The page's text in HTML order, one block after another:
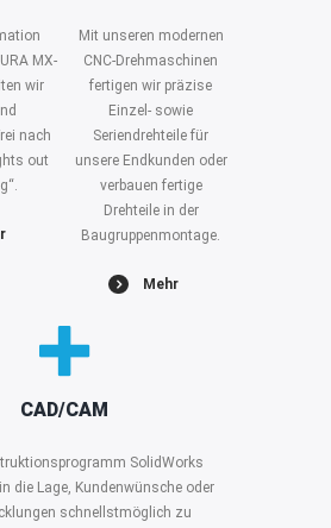
MX-
wir
nach
out
Mit unseren modernen
CNC-Drehmaschinen
fertigen wir präzise
Einzel- sowie
Seriendrehteile für
unsere Endkunden oder
verbauen fertige
Drehteile in der
Baugruppenmontage.
Mehr
Mehr
CAD/CAM
SolidWorks
die Lage, Kundenwünsche oder
schnellstmöglich zu